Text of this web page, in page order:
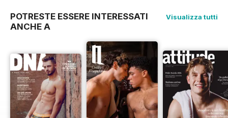
POTRESTE ESSERE INTERESSATI
ANCHE A
Visualizza tutti